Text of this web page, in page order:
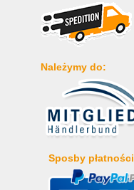
Należymy do:
Sposby płatności